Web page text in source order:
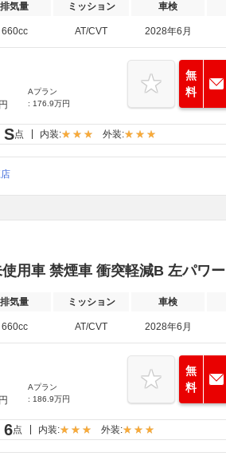
排気量 ミッション 車検
660cc AT/CVT 2028年6月
Aプラン
: 176.9万円
無
料
S点 内装: 外装:
用車 禁煙車 衝突軽減B 左パワー
排気量 ミッション 車検
660cc AT/CVT 2028年6月
Aプラン
: 186.9万円
無
料
6点 内装: 外装: